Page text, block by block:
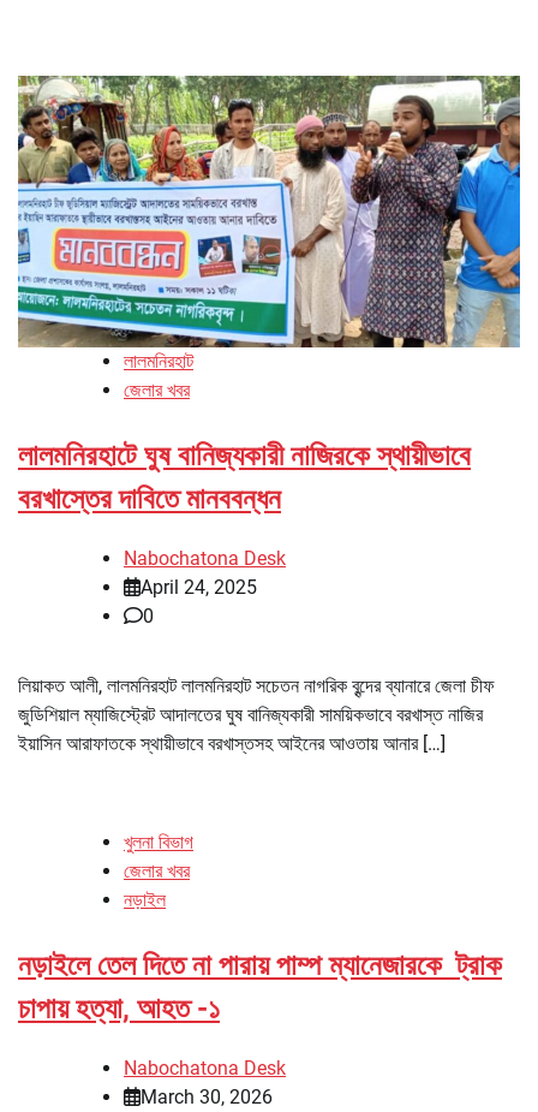
লালমনিরহাট
জেলার খবর
লালমনিরহাটে ঘুষ বানিজ্যকারী নাজিরকে স্থায়ীভাবে
বরখাস্তের দাবিতে মানববন্ধন
Nabochatona Desk
April 24, 2025
0
লিয়াকত আলী, লালমনিরহাট লালমনিরহাট সচেতন নাগরিক বৃন্দের ব্যানারে জেলা চীফ
জুডিশিয়াল ম্যাজিস্ট্রেট আদালতের ঘুষ বানিজ্যকারী সাময়িকভাবে বরখাস্ত নাজির
ইয়াসিন আরাফাতকে স্থায়ীভাবে বরখাস্তসহ আইনের আওতায় আনার […]
খুলনা বিভাগ
জেলার খবর
নড়াইল
নড়াইলে তেল দিতে না পারায় পাম্প ম্যানেজারকে ট্রাক
চাপায় হত্যা, আহত -১
Nabochatona Desk
March 30, 2026